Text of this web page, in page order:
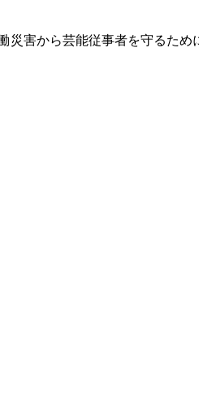
害から芸能従事者を守るため